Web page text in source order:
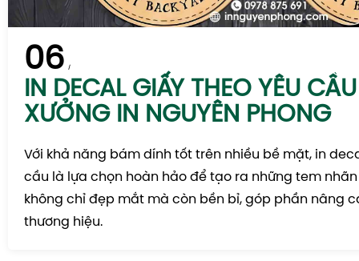
06
IN DECAL GIẤY THEO YÊU
XƯỞNG IN NGUYÊN PHONG
Với khả năng bám dính tốt trên nhiều bề mặt, in
cầu là lựa chọn hoàn hảo để tạo ra những tem
không chỉ đẹp mắt mà còn bền bỉ, góp phần nâng
thương hiệu.